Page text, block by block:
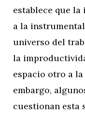
establece que
a la
universo del
la
espacio otro a
embargo,
cuestionan esta